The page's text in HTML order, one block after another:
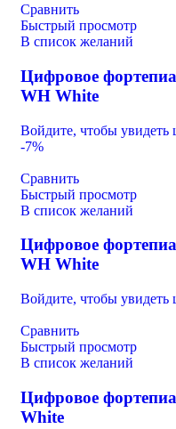
Сравнить
Быстрый просмотр
В список желаний
Цифровое
WH White
Войдите, чтобы увидеть
-7%
Сравнить
Быстрый просмотр
В список желаний
Цифровое
WH White
Войдите, чтобы увидеть
Сравнить
Быстрый просмотр
В список желаний
Цифровое
White